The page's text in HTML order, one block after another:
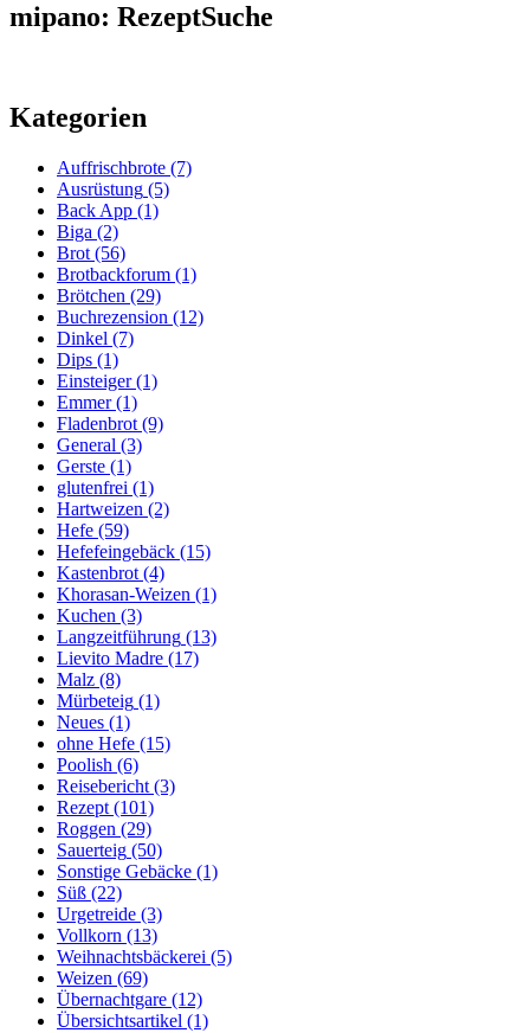
mipano: RezeptSuche
Kategorien
Auffrischbrote (7)
Ausrüstung (5)
Back App (1)
Biga (2)
Brot (56)
Brotbackforum (1)
Brötchen (29)
Buchrezension (12)
Dinkel (7)
Dips (1)
Einsteiger(1)
Emmer(1)
Fladenbrot (9)
General (3)
Gerste (1)
glutenfrei (1)
Hartweizen (2)
Hefe (59)
Hefefeingebäck (15)
Kastenbrot (4)
Khorasan-Weizen (1)
Kuchen (3)
Langzeitführung (13)
Lievito Madre (17)
Malz (8)
Mürbeteig (1)
Neues (1)
ohne Hefe (15)
Poolish (6)
Reisebericht (3)
Rezept (101)
Roggen (29)
Sauerteig (50)
Sonstige Gebäcke (1)
Süß (22)
Urgetreide (3)
Vollkorn (13)
Weihnachtsbäckerei (5)
Weizen (69)
Übernachtgare (12)
Übersichtsartikel (1)